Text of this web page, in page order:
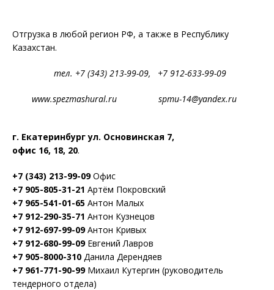
Отгрузка в любой регион РФ, а также в Республику
Казахстан.
тел. +7 (343) 213-99-09, +7 912-633-99-09
www.spezmashural.ru spmu-14@yandex.ru
г. Екатеринбург ул. Основинская 7,
офис 16, 18, 20.
+7 (343) 213-99-09Офис
+7 905-805-31-21 Артём Покровский
+7 965-541-01-65 Антон Малых
+7 912-290-35-71 Антон Кузнецов
+7 912-697-99-09Антон Кривых
+7 912-680-99-09Евгений Лавров
+7 905-8000-310 Данила Дерендяев
+7 961-771-90-99Михаил Кутергин (руководитель
тендерного отдела)